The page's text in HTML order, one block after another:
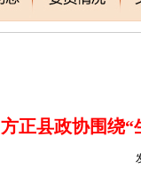
方正县政协围绕“